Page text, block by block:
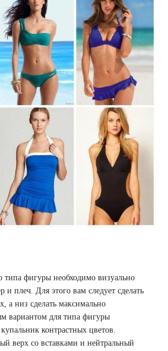
типа фигуры необходимо визуально
и плеч. Для этого вам следует сделать
а низ сделать максимально
вариантом для типа фигуры
контрастных цветов.
верх со вставками и нейтральный